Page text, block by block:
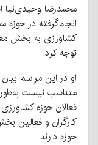
محمدرضا وحیدی‌نیا
انجام‌گرفته در حوزه
کشاورزی به بخش
توجه کرد.
او در این مراسم
فعالان حوزه
کارگران و فعالین
حوزه دارند.